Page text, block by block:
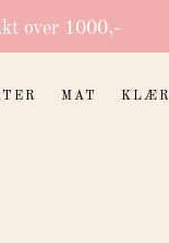
over 1000,-
MAT KLÆR